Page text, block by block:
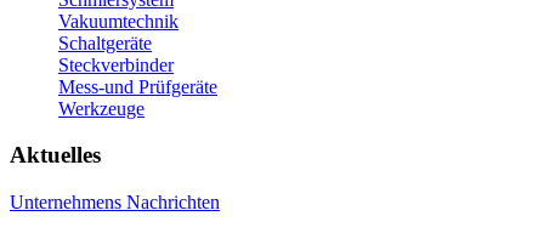
Vakuumtechnik
Schaltgeräte
Steckverbinder
Mess-und Prüfgeräte
Werkzeuge
Aktuelles
Unternehmens Nachrichten